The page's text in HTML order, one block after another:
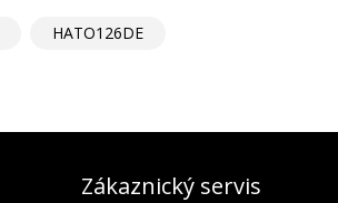
HATO126DE
Zákaznický servis